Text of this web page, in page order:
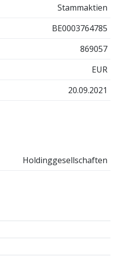
Stammaktien
BE0003764785
869057
EUR
20.09.2021
Holdinggesellschaften